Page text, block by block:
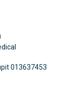
013637453